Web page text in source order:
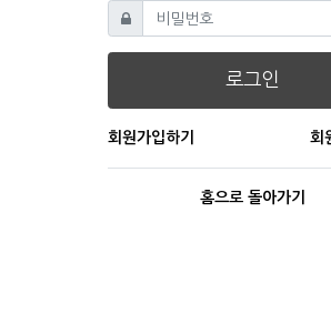
비밀번호필수
로그인
회원가입하기 회
홈으로 돌아가기